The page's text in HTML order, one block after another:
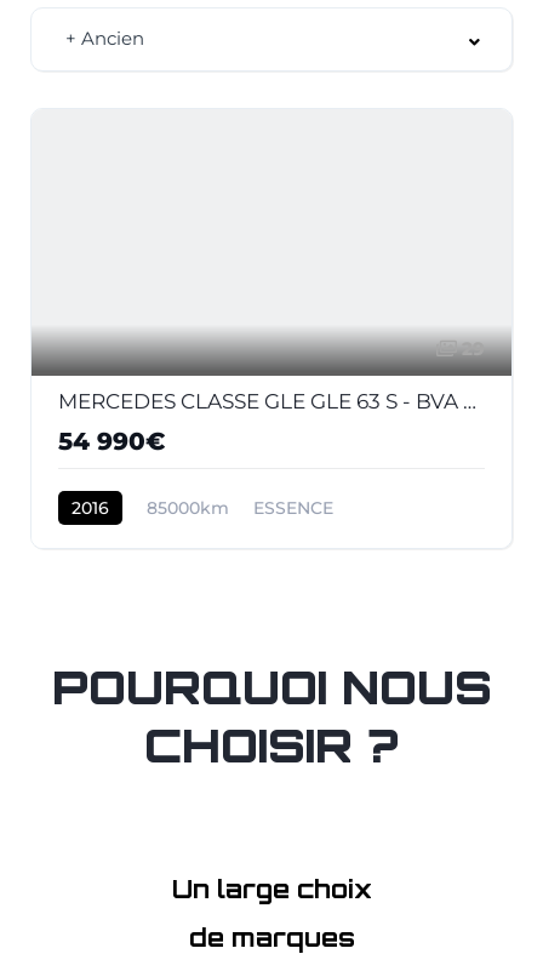
+ Ancien
29
MERCEDES CLASSE GLE GLE 63 S - BVA 7G-Tronic Speedshift Plus - BM 166 AMG 4-Matic
54 990€
2016 85000km ESSENCE
POURQUOI NOUS
CHOISIR ?
Un large choix
de marques